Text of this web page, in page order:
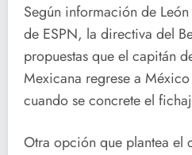
Según información de
de ESPN, la directiva del
propuestas que el capitán
Mexicana regrese a
cuando se concrete el
Otra opción que plantea el